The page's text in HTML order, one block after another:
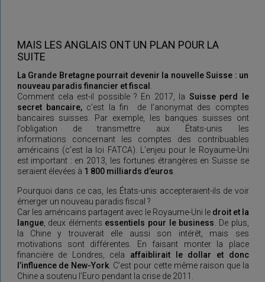
MAIS LES ANGLAIS ONT UN PLAN POUR LA
SUITE
La Grande Bretagne pourrait devenir la nouvelle Suisse : un
nouveau paradis financier et fiscal
Comment cela est-il possible ? En 2017, la Suisse perd le
secret bancaire, c’est la fin de l’anonymat des comptes
bancaires suisses.
Par exemple, les banques suisses ont
l’obligation de transmettre aux États-unis les
informations concernant les comptes des contribuables
américains (c’est la loi FATCA). L’enjeu pour le Royaume-Uni
est important : en 2013, les fortunes étrangères en Suisse se
seraient élevées à 1 800 milliards d’euros
Pourquoi dans ce cas, les États-unis accepteraient-ils de voir
émerger un nouveau paradis fiscal ?
Car les américains partagent avec le Royaume-Uni le droit et la
langue, deux éléments essentiels pour le business . De plus,
la Chine y trouverait elle aussi son intérêt, mais ses
motivations sont différentes. En faisant monter la place
financière de Londres, cela affaiblirait le dollar et donc
l’influence de New-York . C’est pour cette même raison que la
Chine a soutenu l’Euro pendant la crise de 2011.